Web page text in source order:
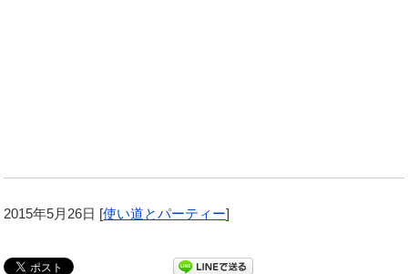
2015年5月26日 [使い道とパーティー]